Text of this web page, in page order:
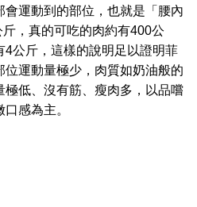
運動到的部位，也就是「腰內
，真的可吃的肉約有400公
4公斤，這樣的說明足以證明菲
運動量極少，肉質如奶油般的
低、沒有筋、瘦肉多，以品嚐
感為主。